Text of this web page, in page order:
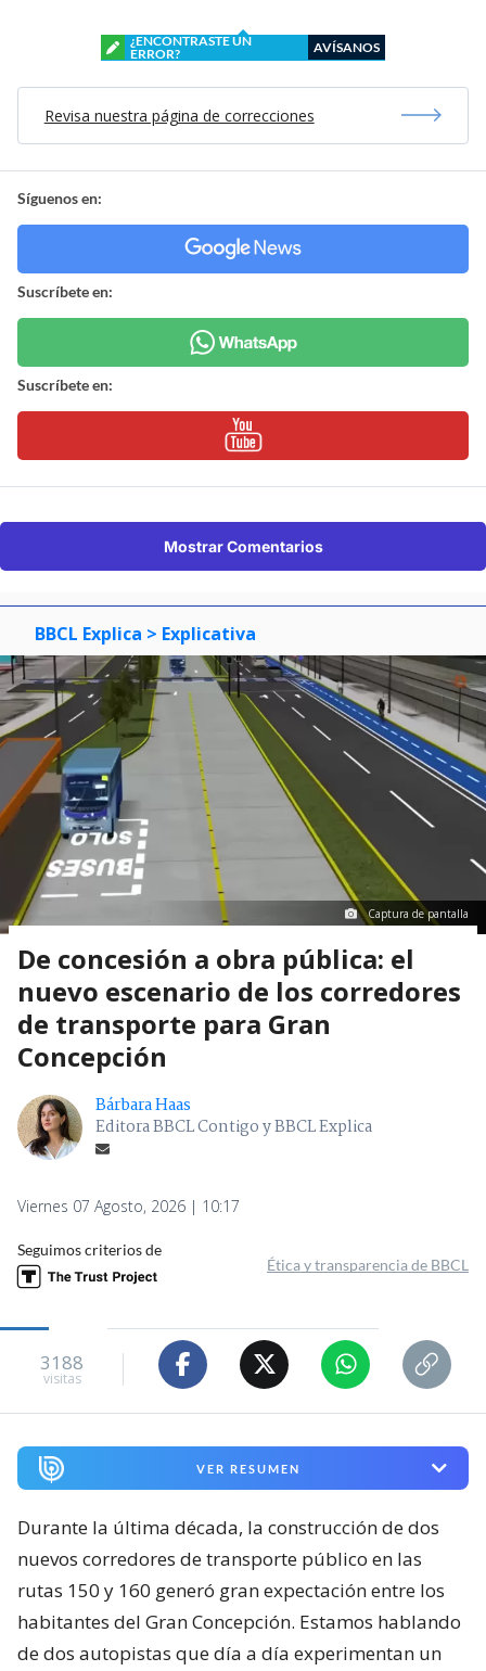
¿ENCONTRASTE UN
ERROR?
AVÍSANOS
Revisa nuestra página de correcciones
Síguenos en:
Suscríbete en:
Suscríbete en:
Mostrar Comentarios
BBCL Explica > Explicativa
Captura de pantalla
De concesión a obra pública: el
nuevo escenario de los corredores
de transporte para Gran
Concepción
Bárbara Haas
Editora BBCL Contigo y BBCL Explica
Viernes 07 Agosto, 2026 | 10:17
Seguimos criterios de
Ética y transparencia de BBCL
3188
visitas
VER RESUMEN
Durante la última década, la construcción de dos
nuevos corredores de transporte público en las
rutas 150 y 160 generó gran expectación entre los
habitantes del Gran Concepción. Estamos hablando
de dos autopistas que día a día experimentan un